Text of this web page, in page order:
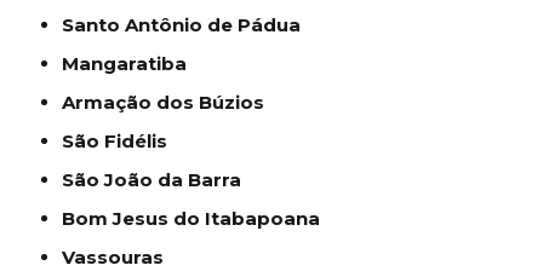
Santo Antônio de Pádua
Mangaratiba
Armação dos Búzios
São Fidélis
São João da Barra
Bom Jesus do Itabapoana
Vassouras